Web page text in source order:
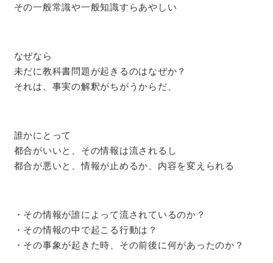
その一般常識や一般知識すらあやしい
なぜなら
未だに教科書問題が起きるのはなぜか？
それは、事実の解釈がちがうからだ、
誰かにとって
都合がいいと、その情報は流されるし
都合が悪いと、情報が止めるか、内容を変えられる
・その情報が誰によって流されているのか？
・その情報の中で起こる行動は？
・その事象が起きた時、その前後に何があったのか？